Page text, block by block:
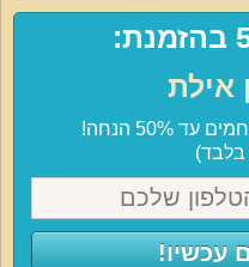
אילת
50% הנחה!
בלבד)
עכשיו!